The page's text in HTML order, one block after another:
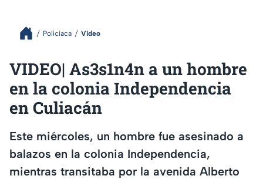
Policiaca Video
VIDEO| As3s1n4n a un hombre
en la colonia Independencia
en Culiacán
Este miércoles, un hombre fue asesinado a
balazos en la colonia Independencia,
mientras transitaba por la avenida Alberto